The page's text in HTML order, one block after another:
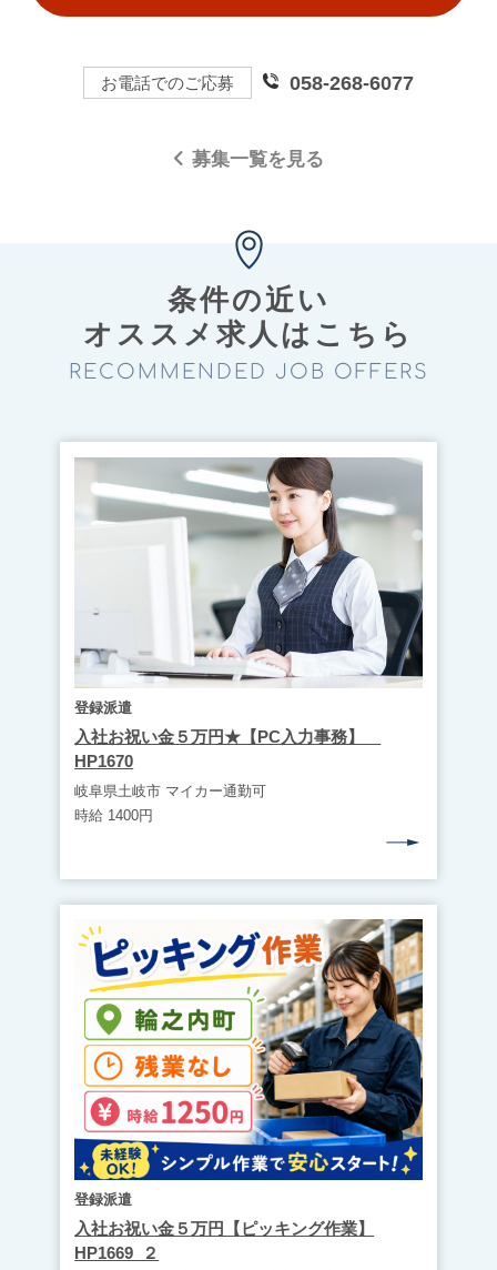
お電話でのご応募 058-268-6077
募集一覧を見る
条件の近い
オススメ求⼈はこちら
RECOMMENDED JOB OFFERS
登録派遣
入社お祝い金５万円★【PC入力事務】
HP1670
岐阜県土岐市 マイカー通勤可
時給 1400円
登録派遣
入社お祝い金５万円【ピッキング作業】
HP1669_２